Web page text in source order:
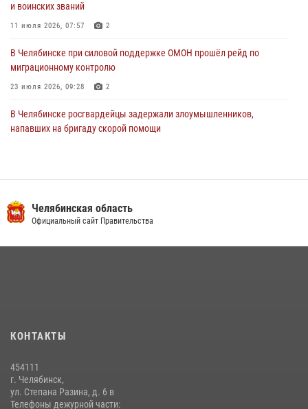
и воинских званий
11 июля 2026, 07:57 2
В Челябинске при силовой поддержке ОМОН прошёл рейд по
миграционному контролю
23 июля 2026, 09:28 2
В Челябинске росгвардейцы задержали злоумышленников,
напавших на бригаду скорой помощи
13 июля 2026, 03:02 5
28 июля 2026, 10:38
Челябинская область
Официальный сайт Правительства
КОНТАКТЫ
454111
г. Челябинск,
ул. Степана Разина, д. 6 в
Телефоны дежурной части: